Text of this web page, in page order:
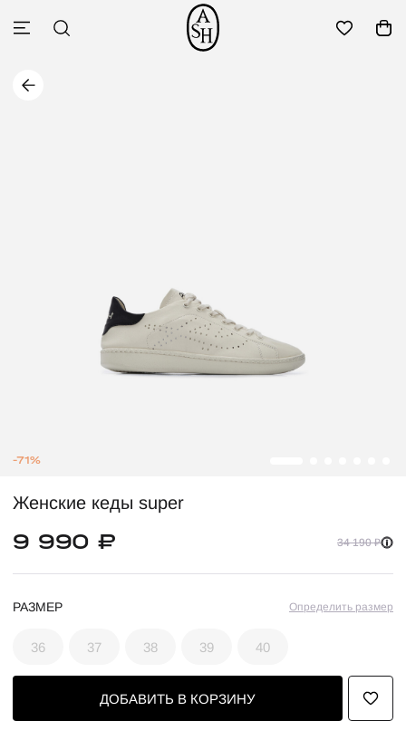
-71%
Женские кеды super
9 990 ₽ 34 190 ₽
РАЗМЕР Определить размер
36 37 38 39 40
ДОБАВИТЬ В КОРЗИНУ